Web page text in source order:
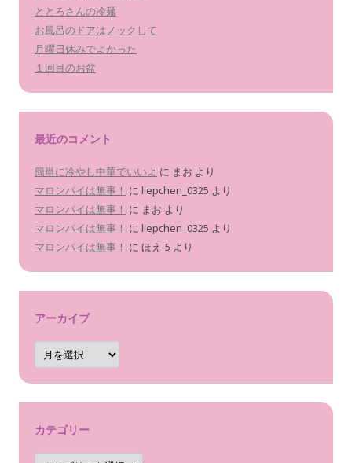
ととろさんの冷麺
お風呂のドアはノックして
月曜日休みでよかった
１回目のお盆
最近のコメント
簡単に冷やし中華でいいよ に まお より
マロンパイは無事！ に liepchen_0325 より
マロンパイは無事！ に まお より
マロンパイは無事！ に liepchen_0325 より
マロンパイは無事！ に ほえ-5 より
アーカイブ
ア
ー
カ
カテゴリー
カ